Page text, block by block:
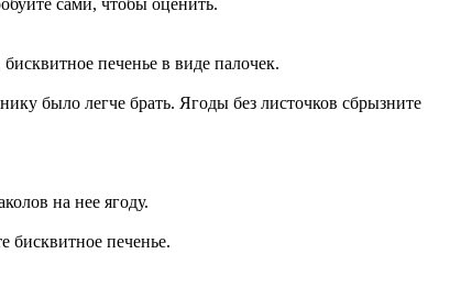
печенье в виде палочек.
было легче брать. Ягоды без листочков сбрызните
на нее ягоду.
бисквитное печенье.